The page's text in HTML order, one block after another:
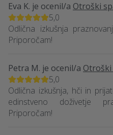
Eva K. je ocenil/a Otroški
5,0
Odlična izkušnja
Priporočam!
Petra M. je ocenil/a Otroški
5,0
Odlična izkušnja, hči in
edinstveno doživetje
Priporočam!